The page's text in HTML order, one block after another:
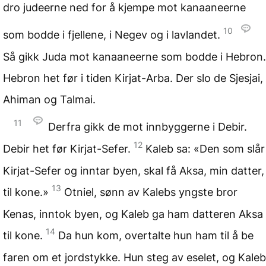
dro judeerne ned for å kjempe mot kanaaneerne
som bodde i fjellene, i Negev og i lavlandet. 10
Så gikk Juda mot kanaaneerne som bodde i Hebron.
Hebron het før i tiden Kirjat-Arba. Der slo de Sjesjai,
Ahiman og Talmai.
11
Derfra gikk de mot innbyggerne i Debir.
Debir het før Kirjat-Sefer. 12 Kaleb sa: «Den som slår
Kirjat-Sefer og inntar byen, skal få Aksa, min datter,
til kone.» 13 Otniel, sønn av Kalebs yngste bror
Kenas, inntok byen, og Kaleb ga ham datteren Aksa
til kone. 14 Da hun kom, overtalte hun ham til å be
faren om et jordstykke. Hun steg av eselet, og Kaleb